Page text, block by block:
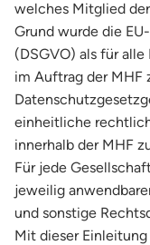
welches Mitglied
Grund wurde die
(DSGVO) als für
im Auftrag der MHF
einheitliche
innerhalb der MHF
Für jede
jeweilig
und sonstige
Mit dieser